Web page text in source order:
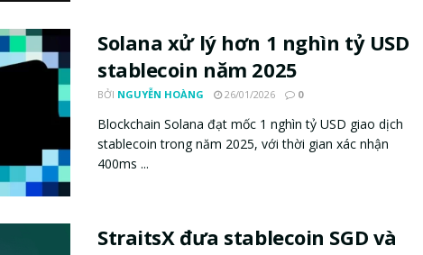
Solana xử lý hơn 1 nghìn tỷ USD
stablecoin năm 2025
BỞI NGUYỄN HOÀNG 26/01/2026 0
Blockchain Solana đạt mốc 1 nghìn tỷ USD giao dịch
stablecoin trong năm 2025, với thời gian xác nhận
400ms ...
StraitsX đưa stablecoin SGD và